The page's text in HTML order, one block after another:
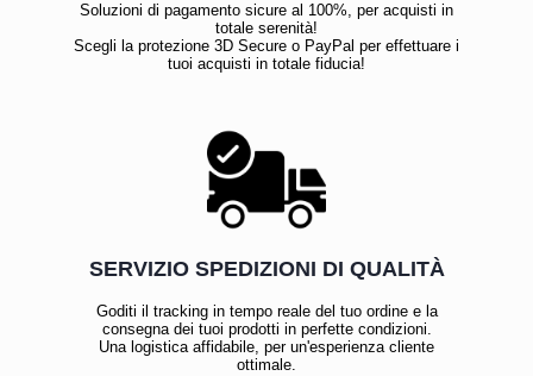
Soluzioni di pagamento sicure al 100%, per acquisti in
totale serenità!
Scegli la protezione 3D Secure o PayPal per effettuare i
tuoi acquisti in totale fiducia!
SERVIZIO SPEDIZIONI DI QUALITÀ
Goditi il tracking in tempo reale del tuo ordine e la
consegna dei tuoi prodotti in perfette condizioni.
Una logistica affidabile, per un'esperienza cliente
ottimale.